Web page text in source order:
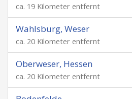
ca. 19 Kilometer entfernt
Wahlsburg, Weser
ca. 20 Kilometer entfernt
Oberweser, Hessen
ca. 20 Kilometer entfernt